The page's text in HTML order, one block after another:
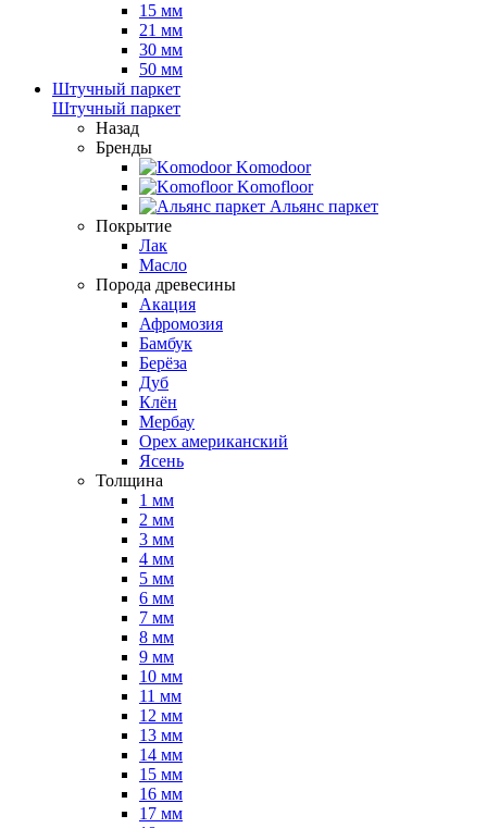
15 мм
21 мм
30 мм
50 мм
Штучный паркет
Штучный паркет
Назад
Бренды
Komodoor
Komofloor
Альянс паркет
Покрытие
Лак
Масло
Порода древесины
Акация
Афромозия
Бамбук
Берёза
Дуб
Клён
Мербау
Орех американский
Ясень
Толщина
1 мм
2 мм
3 мм
4 мм
5 мм
6 мм
7 мм
8 мм
9 мм
10 мм
11 мм
12 мм
13 мм
14 мм
15 мм
16 мм
17 мм